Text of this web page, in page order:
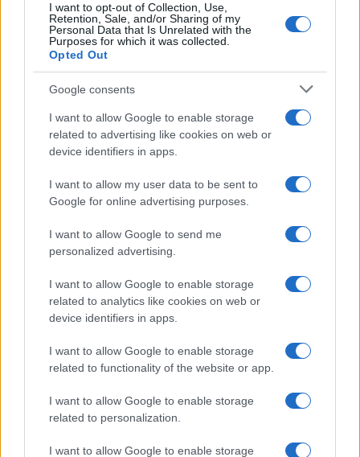
I want to opt-out of Collection, Use,
Retention, Sale, and/or Sharing of my
Personal Data that Is Unrelated with the
Purposes for which it was collected.
Opted Out
Google consents
I want to allow Google to enable storage
related to advertising like cookies on web or
device identifiers in apps.
I want to allow my user data to be sent to
Google for online advertising purposes.
I want to allow Google to send me
personalized advertising.
I want to allow Google to enable storage
related to analytics like cookies on web or
device identifiers in apps.
I want to allow Google to enable storage
related to functionality of the website or app.
I want to allow Google to enable storage
related to personalization.
I want to allow Google to enable storage
Condividi l'articolo
F
a
ce
b
o
o
k
T
w
it
te
r
Pi
n
te
re
st
W
at
s
A
p
p
S
a
re
Articolo precedente
Prossimo articolo
NOTIZIE RECENTI
Sangue, musica e solidarietà con Avis Olbia al
Delta Center
Meteo Olbia 9 agosto, temperature in calo
Salmo finisce in ospedale a Catania, ma il tour
va avanti: “Sicilia, ci sono”